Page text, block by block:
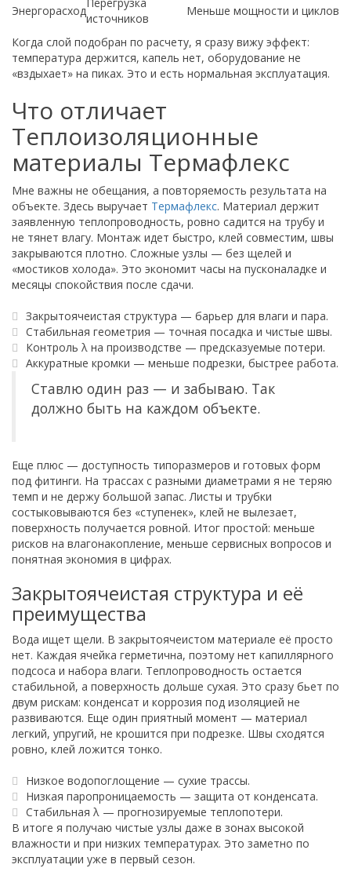
Энергорасход
источников
Меньше мощности и циклов
Когда слой подобран по расчету, я сразу вижу эффект:
температура держится, капель нет, оборудование не
«вздыхает» на пиках. Это и есть нормальная эксплуатация.
Что отличает
Теплоизоляционные
материалы Термафлекс
Мне важны не обещания, а повторяемость результата на
объекте. Здесь выручает Термафлекс. Материал держит
заявленную теплопроводность, ровно садится на трубу и
не тянет влагу. Монтаж идет быстро, клей совместим, швы
закрываются плотно. Сложные узлы — без щелей и
«мостиков холода». Это экономит часы на пусконаладке и
месяцы спокойствия после сдачи.
Закрытоячеистая структура — барьер для влаги и пара.
Стабильная геометрия — точная посадка и чистые швы.
Контроль λ на производстве — предсказуемые потери.
Аккуратные кромки — меньше подрезки, быстрее работа.
Ставлю один раз — и забываю. Так
должно быть на каждом объекте.
Еще плюс — доступность типоразмеров и готовых форм
под фитинги. На трассах с разными диаметрами я не теряю
темп и не держу большой запас. Листы и трубки
состыковываются без «ступенек», клей не вылезает,
поверхность получается ровной. Итог простой: меньше
рисков на влагонакопление, меньше сервисных вопросов и
понятная экономия в цифрах.
Закрытоячеистая структура и её
преимущества
Вода ищет щели. В закрытоячеистом материале её просто
нет. Каждая ячейка герметична, поэтому нет капиллярного
подсоса и набора влаги. Теплопроводность остается
стабильной, а поверхность дольше сухая. Это сразу бьет по
двум рискам: конденсат и коррозия под изоляцией не
развиваются. Еще один приятный момент — материал
легкий, упругий, не крошится при подрезке. Швы сходятся
ровно, клей ложится тонко.
Низкое водопоглощение — сухие трассы.
Низкая паропроницаемость — защита от конденсата.
Стабильная λ — прогнозируемые теплопотери.
В итоге я получаю чистые узлы даже в зонах высокой
влажности и при низких температурах. Это заметно по
эксплуатации уже в первый сезон.